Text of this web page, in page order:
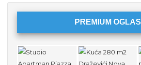
PREMIUM OGLASI